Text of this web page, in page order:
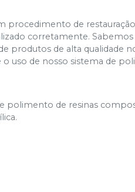
procedimento de
corretamente.
produtos de alta qualidade
uso de nosso sistema de
polimento de resinas